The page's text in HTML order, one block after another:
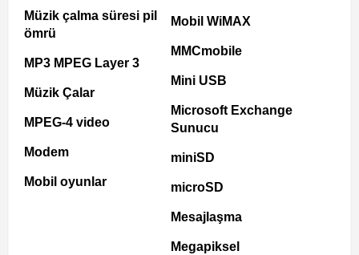
Müzik çalma süresi pil
ömrü
MP3 MPEG Layer 3
Müzik Çalar
MPEG-4 video
Modem
Mobil oyunlar
Mobil WiMAX
MMCmobile
Mini USB
Microsoft Exchange
Sunucu
miniSD
microSD
Mesajlaşma
Megapiksel